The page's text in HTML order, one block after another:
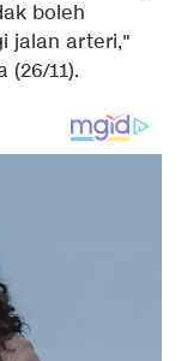
boleh
jalan arteri,"
11).